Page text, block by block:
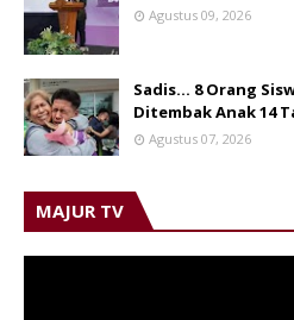
Agustus 09, 2026
Sadis… 8 Orang
Ditembak Anak 14
Agustus 07, 2026
MAJUR TV